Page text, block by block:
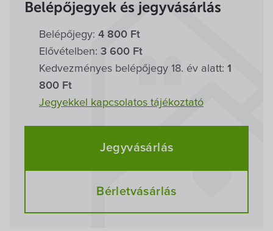
Dokumentumok
Belépőjegyek és jegyvásárlás
Belépőjegy: 4 800 Ft
Elővételben: 3 600 Ft
Kedvezményes belépőjegy 18. év alatt: 1
800 Ft
Jegyekkel kapcsolatos tájékoztató
Jegyvásárlás
Bérletvásárlás